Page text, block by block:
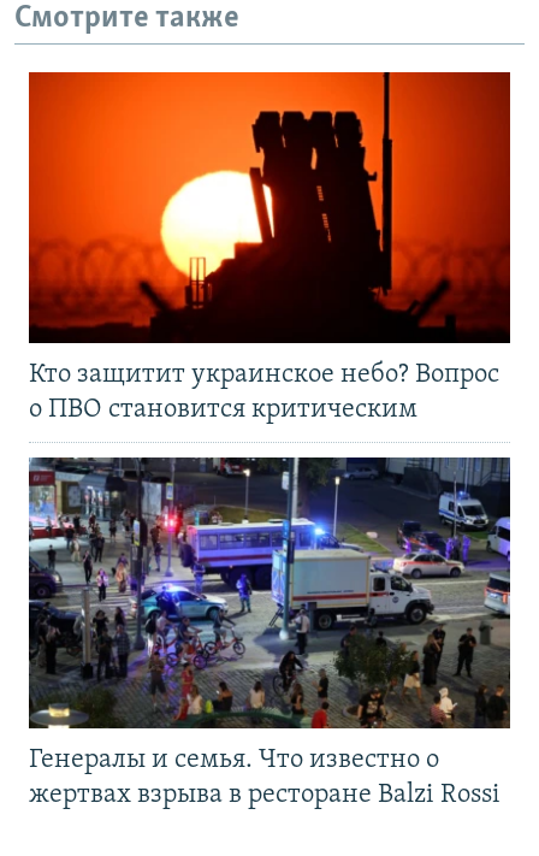
Смотрите также
Кто защитит украинское небо? Вопрос
о ПВО становится критическим
Генералы и семья. Что известно о
жертвах взрыва в ресторане Balzi Rossi